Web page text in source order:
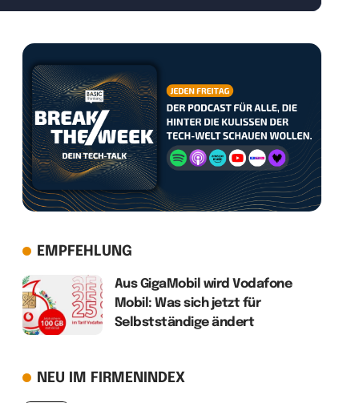
EMPFEHLUNG
Aus GigaMobil wird Vodafone
Mobil: Was sich jetzt für
Selbstständige ändert
NEU IM FIRMENINDEX